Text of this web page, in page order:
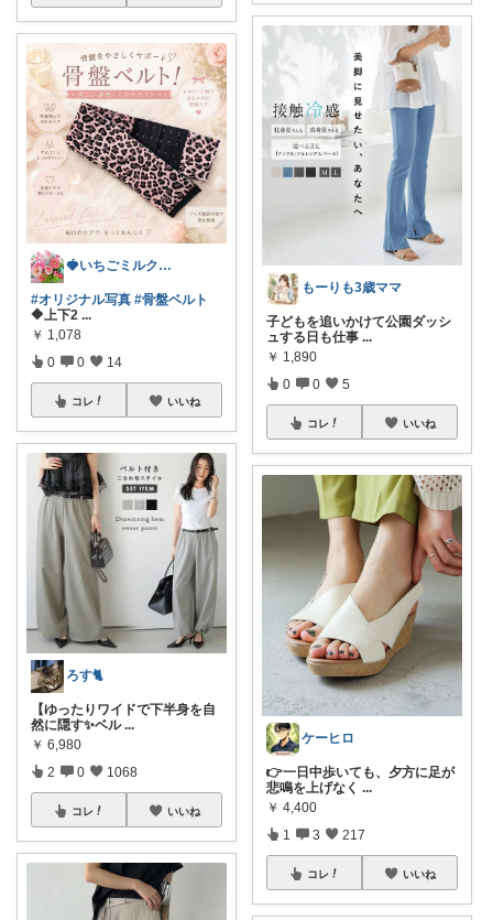
🍓いちごミルク🍓8月からスロー再開
#オリジナル写真 #骨盤ベルト
🔶上下2 ...
￥ 1,078
0 0 14
コレ いいね
ろす🐈
【ゆったりワイドで下半身を自
然に隠す✨ベル ...
￥ 6,980
2 0 1068
コレ いいね
もーりも3歳ママ
子どもを追いかけて公園ダッシ
ュする日も仕事 ...
￥ 1,890
0 0 5
コレ いいね
ケーヒロ
👉一日中歩いても、夕方に足が
悲鳴を上げなく ...
￥ 4,400
1 3 217
コレ いいね